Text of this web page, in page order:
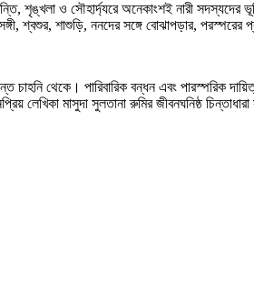
শৃঙ্খলা ও সৌহার্দ্যরে অনেকাংশই নারী
শাশুড়ি, ননদের সঙ্গে বোঝাপড়ার, পরস্পরের
চাহনি থেকে। পারিবারিক বন্ধন এবং
লেখিকা মাসুদা সুলতানা রুমির জীবনঘনিষ্ঠ